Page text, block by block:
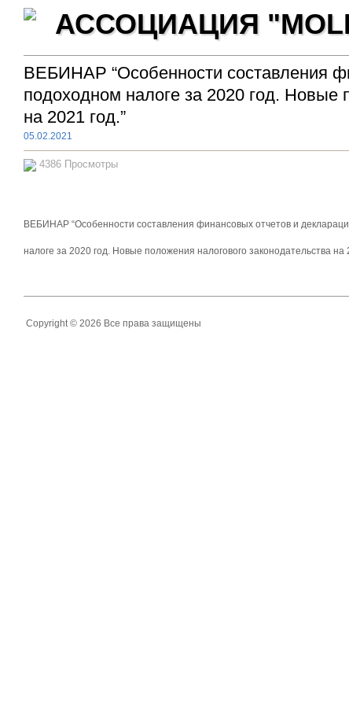
АССОЦИАЦИЯ
ВЕБИНАР “Особенности составления
подоходном налоге за 2020 год. Новые
на 2021 год.”
05.02.2021
4386 Просмотры
ВЕБИНАР “Особенности составления финансовых отчетов и
налоге за 2020 год. Новые положения налогового законодательства на
Copyright © 2026 Все права защищены